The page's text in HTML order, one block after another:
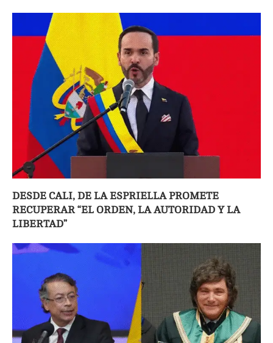
DESDE CALI, DE LA ESPRIELLA PROMETE
RECUPERAR “EL ORDEN, LA AUTORIDAD Y LA
LIBERTAD”